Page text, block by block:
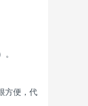
方便，代